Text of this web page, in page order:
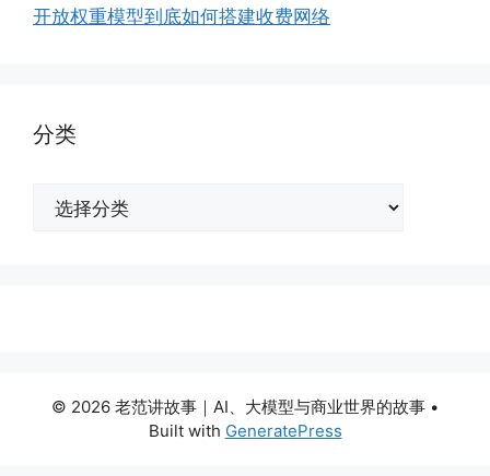
开放权重模型到底如何搭建收费网络
分类
© 2026 老范讲故事｜AI、大模型与商业世界的故事 •
Built with GeneratePress